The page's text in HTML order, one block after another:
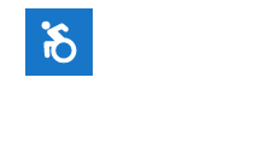
Zug&auml;nglichkeit